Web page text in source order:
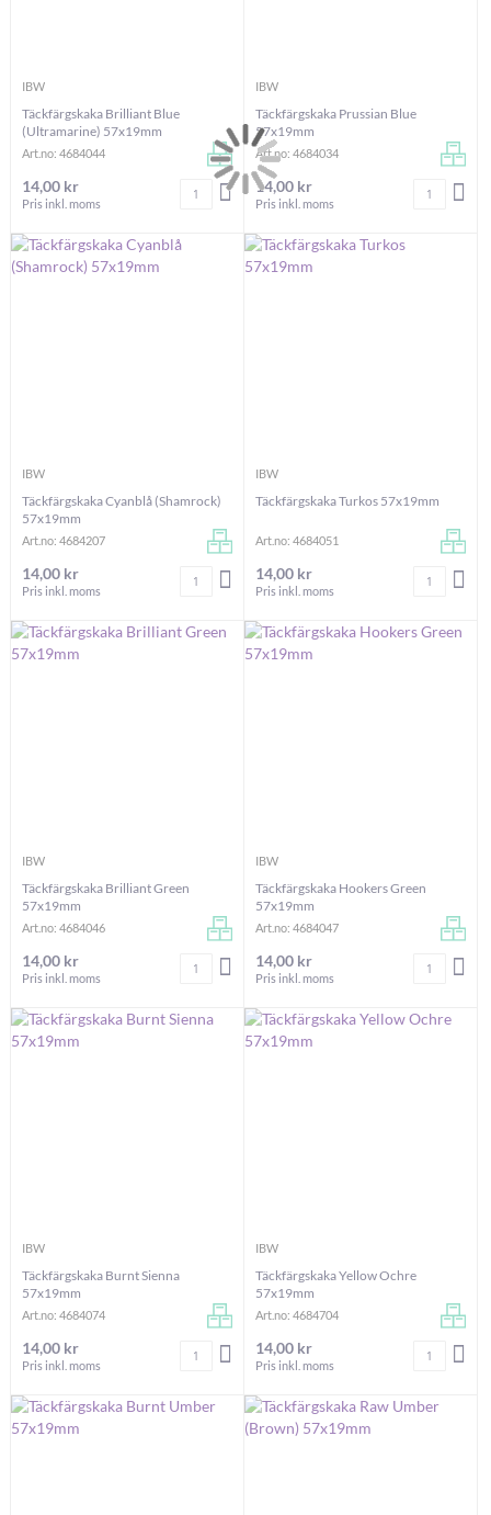
IBW
Täckfärgskaka Brilliant Blue
(Ultramarine) 57x19mm
Art.no: 4684044
14,00 kr
Pris inkl. moms
Antal LÄGG I VARUKORGEN
IBW
Täckfärgskaka Prussian Blue
57x19mm
Art.no: 4684034
14,00 kr
Pris inkl. moms
Antal
IBW
Täckfärgskaka Cyanblå (Shamrock)
57x19mm
Art.no: 4684207
14,00 kr
Pris inkl. moms
Antal LÄGG I VARUKORGEN
IBW
Täckfärgskaka Turkos 57x19mm
Art.no: 4684051
14,00 kr
Pris inkl. moms
Antal
IBW
Täckfärgskaka Brilliant Green
57x19mm
Art.no: 4684046
14,00 kr
Pris inkl. moms
Antal LÄGG I VARUKORGEN
IBW
Täckfärgskaka Hookers Green
57x19mm
Art.no: 4684047
14,00 kr
Pris inkl. moms
Antal
IBW
Täckfärgskaka Burnt Sienna
57x19mm
Art.no: 4684074
14,00 kr
Pris inkl. moms
Antal LÄGG I VARUKORGEN
IBW
Täckfärgskaka Yellow Ochre
57x19mm
Art.no: 4684704
14,00 kr
Pris inkl. moms
Antal